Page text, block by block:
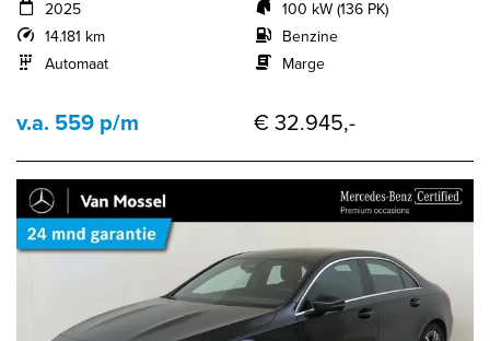
2025
14.181 km
Automaat
100 kW (136 PK)
Benzine
Marge
v.a. 559 p/m € 32.945,-